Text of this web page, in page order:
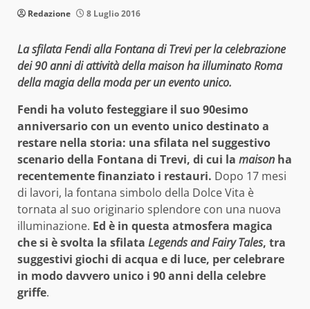
Redazione 8 Luglio 2016
La sfilata Fendi alla Fontana di Trevi per la celebrazione
dei 90 anni di attività della maison ha illuminato Roma
della magia della moda per un evento unico.
Fendi ha voluto festeggiare il suo 90esimo
anniversario con un evento unico destinato a
restare nella storia: una sfilata nel suggestivo
scenario della Fontana di Trevi, di cui la maison ha
recentemente finanziato i restauri. Dopo 17 mesi
di lavori, la fontana simbolo della Dolce Vita è
tornata al suo originario splendore con una nuova
illuminazione. Ed è in questa atmosfera magica
che si è svolta la sfilata Legends and Fairy Tales, tra
suggestivi giochi di acqua e di luce, per celebrare
in modo davvero unico i 90 anni della celebre
griffe.